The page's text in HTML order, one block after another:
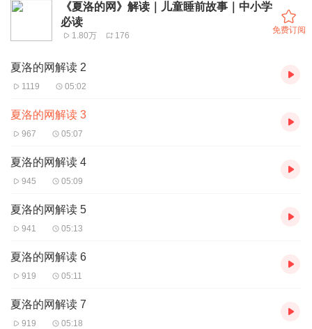
《夏洛的网》解读｜儿童睡前故事｜中小学
必读
1.80万 176
免费订阅
夏洛的网解读 2
1119 05:02
夏洛的网解读 3
967 05:07
夏洛的网解读 4
945 05:09
夏洛的网解读 5
941 05:13
夏洛的网解读 6
919 05:11
夏洛的网解读 7
919 05:18